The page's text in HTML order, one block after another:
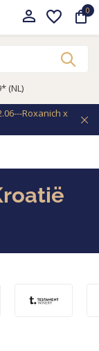
0
(NL)
Roxanich x